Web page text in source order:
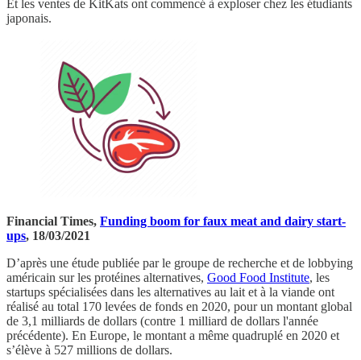
Et les ventes de KitKats ont commencé à exploser chez les étudiants
japonais.
Financial Times, Funding boom for faux meat and dairy start-
ups, 18/03/2021
D’après une étude publiée par le groupe de recherche et de lobbying
américain sur les protéines alternatives, Good Food Institute, les
startups spécialisées dans les alternatives au lait et à la viande ont
réalisé au total 170 levées de fonds en 2020, pour un montant global
de 3,1 milliards de dollars (contre 1 milliard de dollars l'année
précédente). En Europe, le montant a même quadruplé en 2020 et
s’élève à 527 millions de dollars.